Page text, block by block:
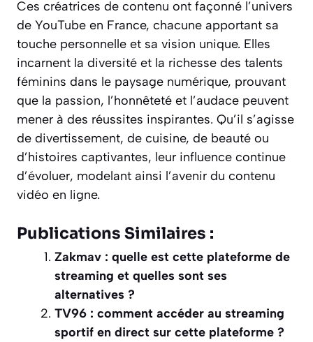
Ces créatrices de contenu ont façonné l’univers
de YouTube en France, chacune apportant sa
touche personnelle et sa vision unique. Elles
incarnent la diversité et la richesse des talents
féminins dans le paysage numérique, prouvant
que la passion, l’honnêteté et l’audace peuvent
mener à des réussites inspirantes. Qu’il s’agisse
de divertissement, de cuisine, de beauté ou
d’histoires captivantes, leur influence continue
d’évoluer, modelant ainsi l’avenir du contenu
vidéo en ligne.
Publications Similaires :
Zakmav : quelle est cette plateforme de
streaming et quelles sont ses
alternatives ?
TV96 : comment accéder au streaming
sportif en direct sur cette plateforme ?